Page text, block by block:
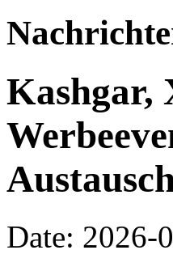
Kashgar,
Date: 2026-